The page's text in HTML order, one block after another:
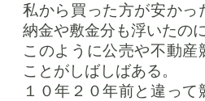
私から買った方が安か
納金や敷金分も浮いたの
このように公売や不動
ことがしばしばある。
１０年２０年前と違っ